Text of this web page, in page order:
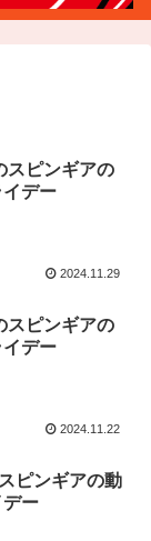
スピンギアの
デー
2024.11.29
スピンギアの
デー
2024.11.22
ピンギアの動
デー